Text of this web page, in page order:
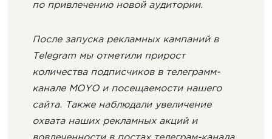
по привлечению новой аудитории.
После запуска рекламных кампаний в
Telegram мы отметили прирост
количества подписчиков в телеграмм-
канале MOYO и посещаемости нашего
сайта. Также наблюдали увеличение
охвата наших рекламных акций и